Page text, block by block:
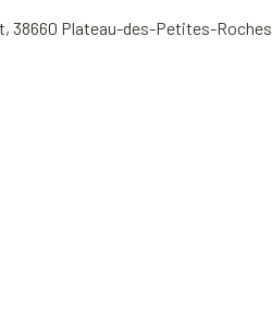
38660 Plateau-des-Petites-Roches